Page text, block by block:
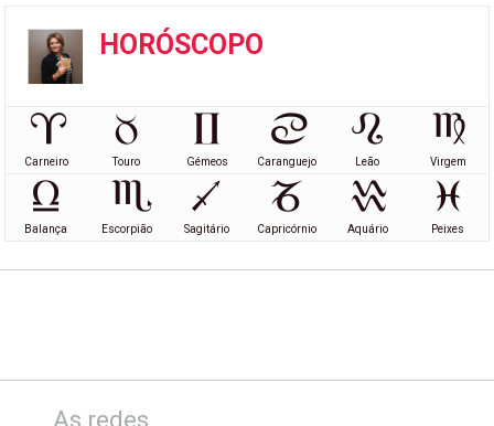
HORÓSCOPO
Carneiro Touro Gémeos Caranguejo Leão Virgem
Balança Escorpião Sagitário Capricórnio Aquário Peixes
As redes